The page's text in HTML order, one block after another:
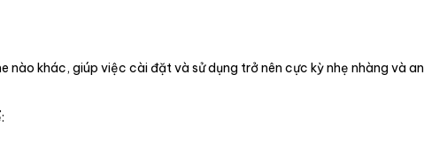
khác, giúp việc cài đặt và sử dụng trở nên cực kỳ nhẹ nhàng và an